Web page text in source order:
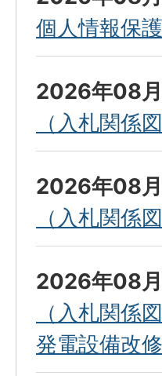
個人情報保
2026年08
（入札関係
2026年08
（入札関係
2026年08
（入札関係
発電設備改